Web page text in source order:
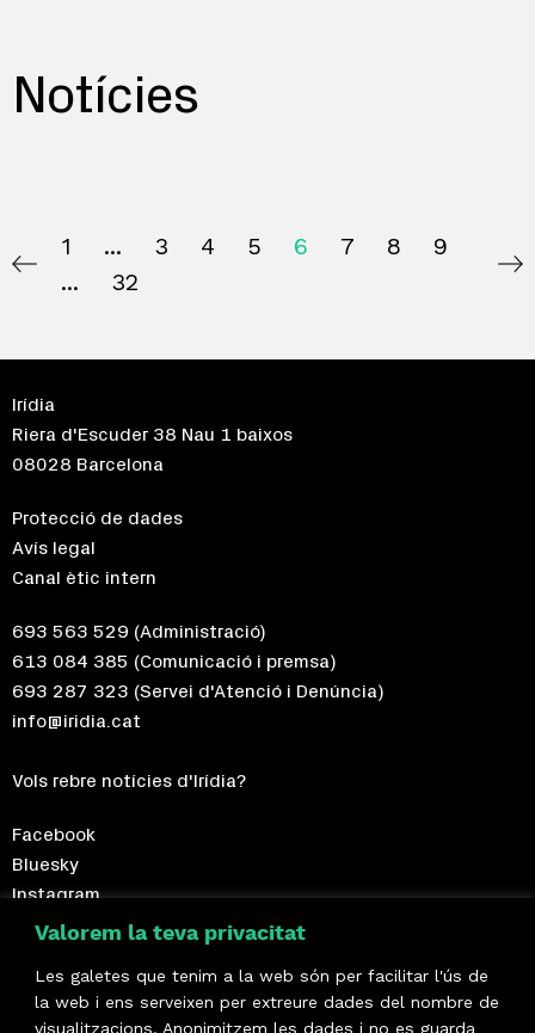
Valorem la teva privacitat
Les galetes que tenim a la web són per facilitar l'ús de
la web i ens serveixen per extreure dades del nombre de
visualitzacions. Anonimitzem les dades i no es guarda
Notícies
1 3 4 5 6 7 8
9
32
Irídia
Riera d'Escuder 38 Nau 1 baixos
08028 Barcelona
Protecció de dades
Avís legal
Canal ètic intern
693 563 529 (Administració)
613 084 385 (Comunicació i premsa)
693 287 323 (Servei d'Atenció i Denúncia)
info@iridia.cat
Vols rebre notícies d'Irídia?
Facebook
Bluesky
Instagram
Telegram
Fes-te sòcia!